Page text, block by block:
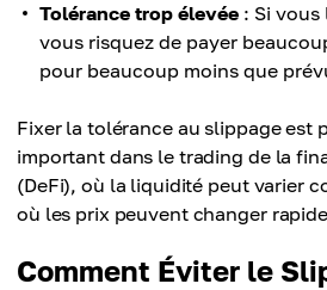
Tolérance trop élevée : Si
vous risquez de payer
pour beaucoup moins que
Fixer la tolérance au slippage est
important dans le trading de la
(DeFi), où la liquidité peut varier
où les prix peuvent changer
Comment Éviter le